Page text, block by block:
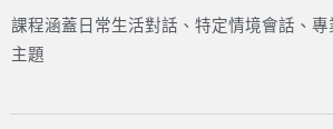
課程涵蓋日常生活對話、特定情境會話、
主題